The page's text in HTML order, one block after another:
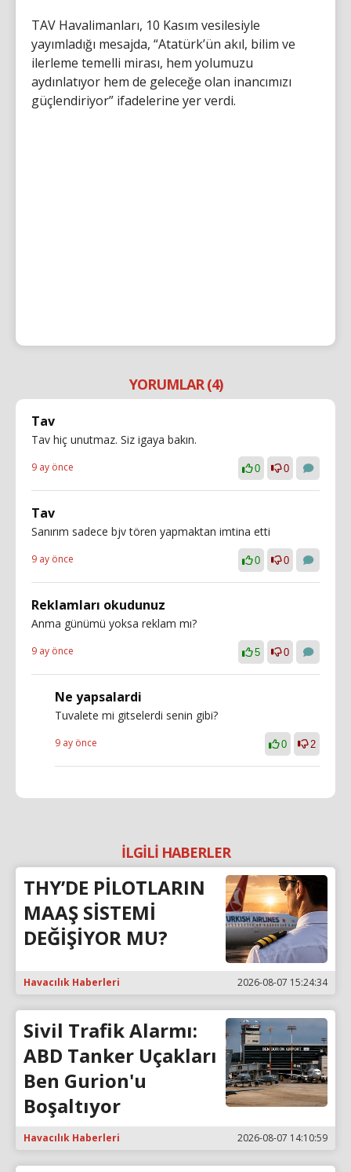
TAV Havalimanları, 10 Kasım vesilesiyle
yayımladığı mesajda, “Atatürk’ün akıl, bilim ve
ilerleme temelli mirası, hem yolumuzu
aydınlatıyor hem de geleceğe olan inancımızı
güçlendiriyor” ifadelerine yer verdi.
YORUMLAR (4)
Tav
Tav hiç unutmaz. Siz igaya bakın.
9 ay önce 0 0
Tav
Sanırım sadece bjv tören yapmaktan imtina etti
9 ay önce 0 0
Reklamları okudunuz
Anma günümü yoksa reklam mı?
9 ay önce 5 0
Ne yapsalardi
Tuvalete mi gitselerdi senin gibi?
9 ay önce 0 2
İLGİLİ HABERLER
THY’DE PİLOTLARIN
MAAŞ SİSTEMİ
DEĞİŞİYOR MU?
Havacılık Haberleri 2026-08-07 15:24:34
Sivil Trafik Alarmı:
ABD Tanker Uçakları
Ben Gurion'u
Boşaltıyor
Havacılık Haberleri 2026-08-07 14:10:59